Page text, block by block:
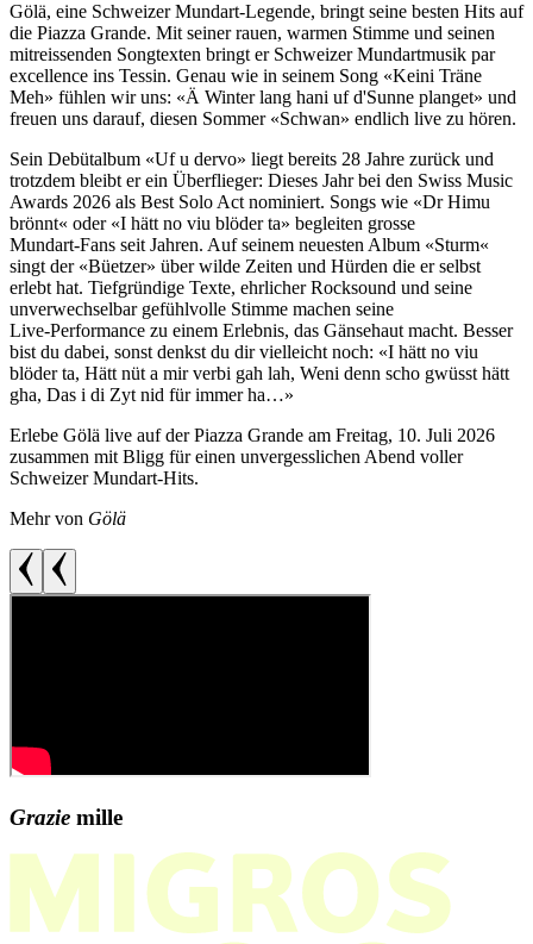
Gölä, eine Schweizer Mundart‑Legende, bringt seine besten Hits auf
die Piazza Grande. Mit seiner rauen, warmen Stimme und seinen
mitreissenden Songtexten bringt er Schweizer Mundartmusik par
excellence ins Tessin. Genau wie in seinem Song «Keini Träne
Meh» fühlen wir uns: «Ä Winter lang hani uf d'Sunne planget» und
freuen uns darauf, diesen Sommer «Schwan» endlich live zu hören.
Sein Debütalbum «Uf u dervo» liegt bereits 28 Jahre zurück und
trotzdem bleibt er ein Überflieger: Dieses Jahr bei den Swiss Music
Awards 2026 als Best Solo Act nominiert. Songs wie «Dr Himu
brönnt« oder «I hätt no viu blöder ta» begleiten grosse
Mundart‑Fans seit Jahren. Auf seinem neuesten Album «Sturm«
singt der «Büetzer» über wilde Zeiten und Hürden die er selbst
erlebt hat. Tiefgründige Texte, ehrlicher Rocksound und seine
unverwechselbar gefühlvolle Stimme machen seine
Live‑Performance zu einem Erlebnis, das Gänsehaut macht. Besser
bist du dabei, sonst denkst du dir vielleicht noch: «I hätt no viu
blöder ta, Hätt nüt a mir verbi gah lah, Weni denn scho gwüsst hätt
gha, Das i di Zyt nid für immer ha…»
Erlebe Gölä live auf der Piazza Grande am Freitag, 10. Juli 2026
zusammen mit Bligg für einen unvergesslichen Abend voller
Schweizer Mundart‑Hits.
Mehr von Gölä
Grazie mille